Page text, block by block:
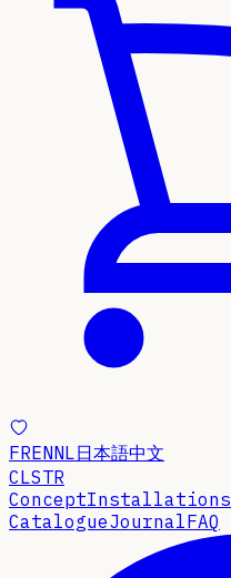
FRENNL日本語中文
CLSTR
ConceptInstallations
CatalogueJournalFAQ